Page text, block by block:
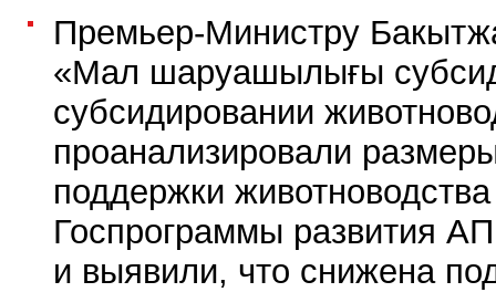
Премьер-Министру
«Мал шаруашылығы
субсидировании
проанализировали
поддержки
Госпрограммы развития
и выявили, что снижена